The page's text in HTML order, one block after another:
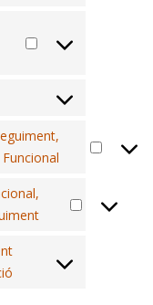
service
Consent
analytics
to
service
Funcional
Consent
service
Consent
service
Consent